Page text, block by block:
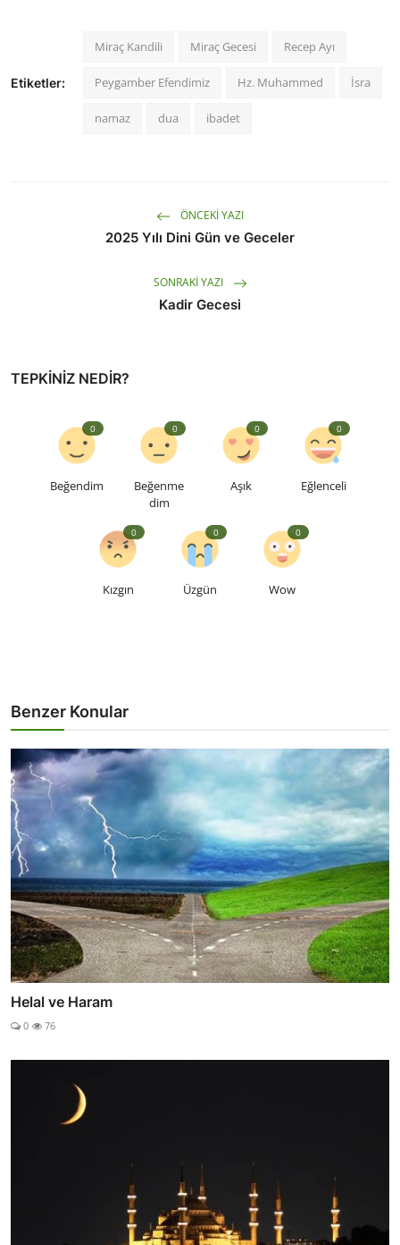
Etiketler:
Miraç Kandili Miraç Gecesi Recep Ayı
Peygamber Efendimiz Hz. Muhammed İsra
namaz dua ibadet
ÖNCEKI YAZI
2025 Yılı Dini Gün ve Geceler
SONRAKI YAZI
Kadir Gecesi
TEPKINIZ NEDIR?
Beğendim
0
Beğenme
dim
0
Aşık
0
Eğlenceli
0
Kızgın
0
Üzgün
0
Wow
0
Benzer Konular
Helal ve Haram
0 76